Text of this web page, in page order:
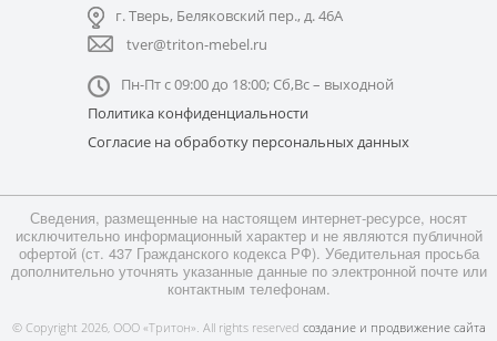
г. Тверь, Беляковский пер., д. 46А
tver@triton-mebel.ru
Пн-Пт с 09:00 до 18:00; Сб,Вс – выходной
Политика конфиденциальности
Согласие на обработку персональных данных
Сведения, размещенные на настоящем интернет-ресурсе, носят
исключительно информационный характер и не являются публичной
офертой (ст. 437 Гражданского кодекса РФ). Убедительная просьба
дополнительно уточнять указанные данные по электронной почте или
контактным телефонам.
© Copyright 2026, ООО «Тритон». All rights reserved создание и продвижение сайта